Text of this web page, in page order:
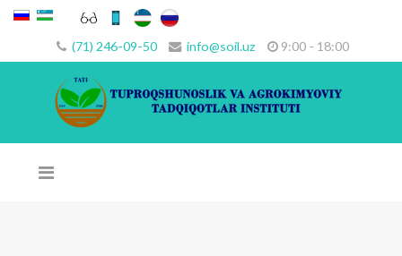
(71) 246-09-50 info@soil.uz 9:00 - 18:00